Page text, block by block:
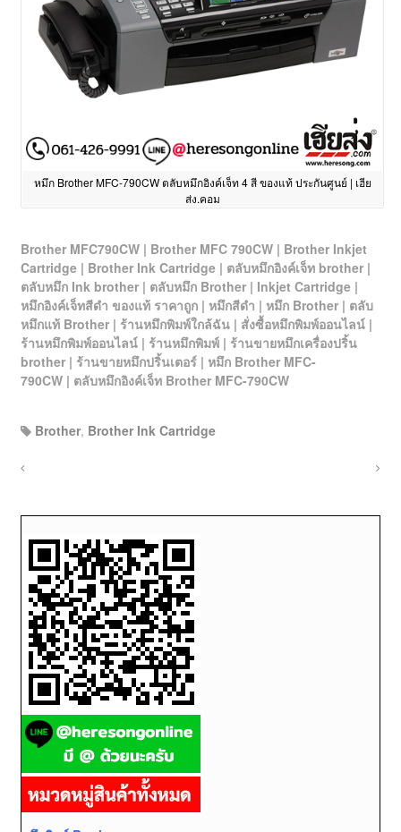
หมึก Brother MFC-790CW ตลับหมึกอิงค์เจ็ท 4 สี ของแท้ ประกันศูนย์ | เฮีย
ส่ง.คอม
Brother MFC790CW | Brother MFC 790CW | Brother Inkjet
Cartridge | Brother Ink Cartridge | ตลับหมึกอิงค์เจ็ท brother |
ตลับหมึก Ink brother | ตลับหมึก Brother | Inkjet Cartridge |
หมึกอิงค์เจ็ทสีดำ ของแท้ ราคาถูก | หมึกสีดำ | หมึก Brother | ตลับ
หมึกแท้ Brother | ร้านหมึกพิมพ์ใกล้ฉัน | สั่งซื้อหมึกพิมพ์ออนไลน์ |
ร้านหมึกพิมพ์ออนไลน์ | ร้านหมึกพิมพ์ | ร้านขายหมึกเครื่องปริ้น
brother | ร้านขายหมึกปริ้นเตอร์ | หมึก Brother MFC-
790CW| ตลับหมึกอิงค์เจ็ท Brother MFC-790CW
Brother, Brother Ink Cartridge